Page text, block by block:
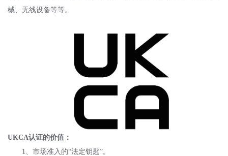
械、无线设备等等。
UKCA认证的价值：
1、市场准入的“法定钥匙”。